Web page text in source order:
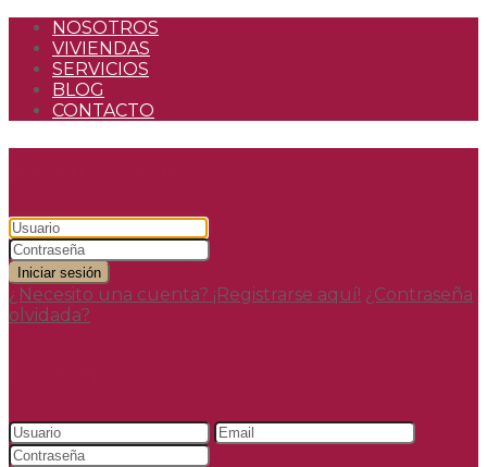
NOSOTROS
VIVIENDAS
SERVICIOS
BLOG
CONTACTO
Iniciar sesión
¿Necesito una cuenta? ¡Registrarse aquí! ¿Contraseña
olvidada?